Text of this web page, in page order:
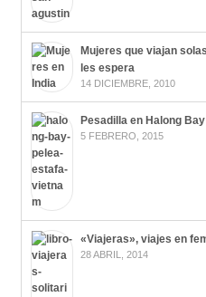
Mujeres que viajan
les espera
14 DICIEMBRE, 2010
Pesadilla en Halong Bay
5 FEBRERO, 2015
«Viajeras», viajes en
28 ABRIL, 2014